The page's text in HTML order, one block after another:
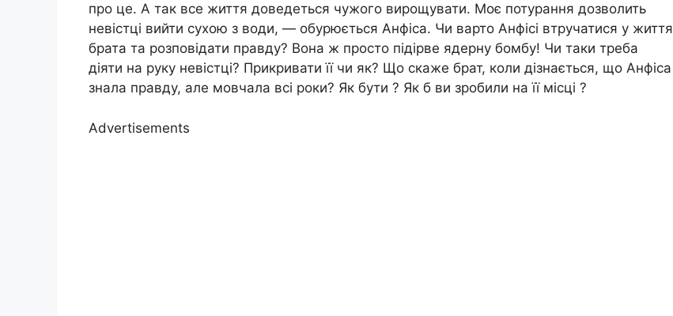
про це. А так все життя доведеться чужого вирощувати. Моє потурання дозволить
невістці вийти сухою з води, — обурюється Анфіса. Чи варто Анфісі втручатися у життя
брата та розповідати правду? Вона ж просто підірве ядерну бомбу! Чи таки треба
діяти на руку невістці? Прикривати її чи як? Що скаже брат, коли дізнається, що Анфіса
знала правду, але мовчала всі роки? Як бути ? Як б ви зробили на її місці ?
Advertisements